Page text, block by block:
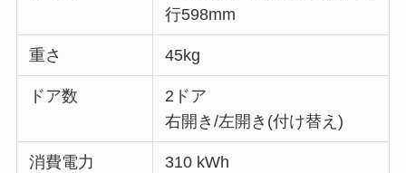
行598mm
重さ 45kg
ドア数
2ドア
右開き/左開き(付け替え)
消費電力 310 kWh